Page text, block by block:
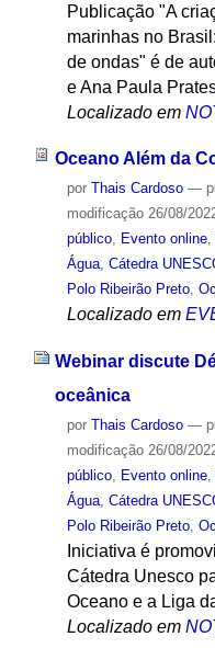
Publicação "A
marinhas no
de ondas" é de
e Ana Paula
Localizado em
Oceano Além da
por Thais Cardoso —
modificação26/08/
público, Evento online,
Água, Cátedra
Polo Ribeirão Preto,
Localizado em
Webinar discute
oceânica
por Thais Cardoso —
modificação26/08/
público, Evento online,
Água, Cátedra
Polo Ribeirão Preto,
Iniciativa é
Cátedra Unesco
Oceano e a Liga
Localizado em